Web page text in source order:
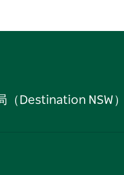
（Destination NSW